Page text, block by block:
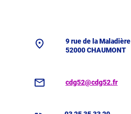
9 rue de la Maladière
52000 CHAUMONT
cdg52@cdg52.fr